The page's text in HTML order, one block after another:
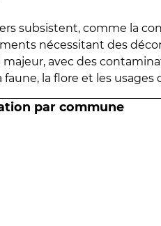
subsistent, comme la
nécessitant des
avec des
la flore et les usages
par commune